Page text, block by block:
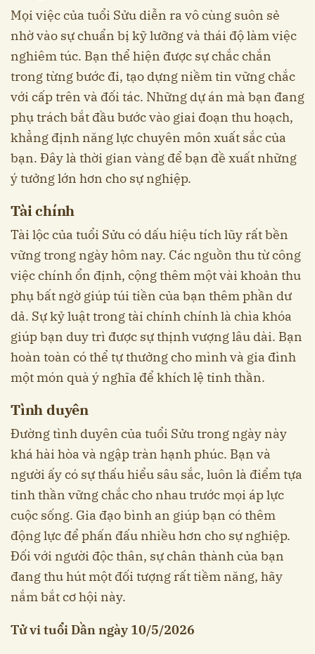
Mọi việc của tuổi Sửu diễn ra vô cùng suôn sẻ
nhờ vào sự chuẩn bị kỹ lưỡng và thái độ làm việc
nghiêm túc. Bạn thể hiện được sự chắc chắn
trong từng bước đi, tạo dựng niềm tin vững chắc
với cấp trên và đối tác. Những dự án mà bạn đang
phụ trách bắt đầu bước vào giai đoạn thu hoạch,
khẳng định năng lực chuyên môn xuất sắc của
bạn. Đây là thời gian vàng để bạn đề xuất những
ý tưởng lớn hơn cho sự nghiệp.
Tài chính
Tài lộc của tuổi Sửu có dấu hiệu tích lũy rất bền
vững trong ngày hôm nay. Các nguồn thu từ công
việc chính ổn định, cộng thêm một vài khoản thu
phụ bất ngờ giúp túi tiền của bạn thêm phần dư
dả. Sự kỷ luật trong tài chính chính là chìa khóa
giúp bạn duy trì được sự thịnh vượng lâu dài. Bạn
hoàn toàn có thể tự thưởng cho mình và gia đình
một món quà ý nghĩa để khích lệ tinh thần.
Tình duyên
Đường tình duyên của tuổi Sửu trong ngày này
khá hài hòa và ngập tràn hạnh phúc. Bạn và
người ấy có sự thấu hiểu sâu sắc, luôn là điểm tựa
tinh thần vững chắc cho nhau trước mọi áp lực
cuộc sống. Gia đạo bình an giúp bạn có thêm
động lực để phấn đấu nhiều hơn cho sự nghiệp.
Đối với người độc thân, sự chân thành của bạn
đang thu hút một đối tượng rất tiềm năng, hãy
nắm bắt cơ hội này.
Tử vi tuổi Dần ngày 10/5/2026